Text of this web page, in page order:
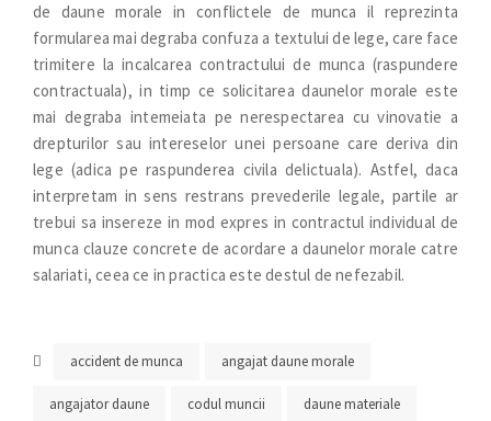
de daune morale in conflictele de munca il reprezinta
formularea mai degraba confuza a textului de lege, care face
trimitere la incalcarea contractului de munca (raspundere
contractuala), in timp ce solicitarea daunelor morale este
mai degraba intemeiata pe nerespectarea cu vinovatie a
drepturilor sau intereselor unei persoane care deriva din
lege (adica pe raspunderea civila delictuala). Astfel, daca
interpretam in sens restrans prevederile legale, partile ar
trebui sa insereze in mod expres in contractul individual de
munca clauze concrete de acordare a daunelor morale catre
salariati, ceea ce in practica este destul de nefezabil.
accident de munca angajat daune morale
angajator daune codul muncii daune materiale